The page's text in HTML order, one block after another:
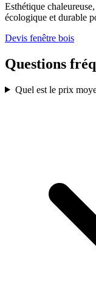
Esthétique
écologique et durable
Devis fenêtre bois
Questions
Quel est le prix